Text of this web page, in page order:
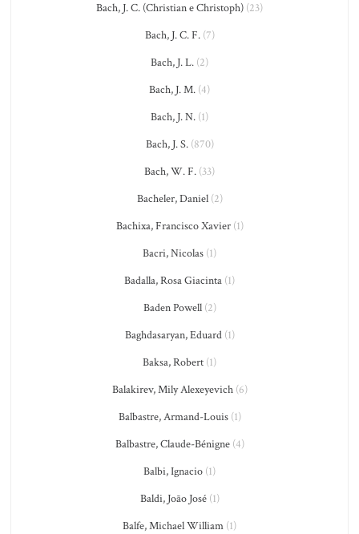
Bach, J. C. (Christian e Christoph) (23)
Bach, J. C. F.(7)
Bach, J. L. (2)
Bach, J. M. (4)
Bach, J. N. (1)
Bach, J. S.(870)
Bach, W. F. (33)
Bacheler, Daniel(2)
Bachixa, Francisco Xavier(1)
Bacri, Nicolas (1)
Badalla, Rosa Giacinta (1)
Baden Powell(2)
Baghdasaryan, Eduard(1)
Baksa, Robert (1)
Balakirev, Mily Alexeyevich(6)
Balbastre, Armand-Louis(1)
Balbastre, Claude-Bénigne(4)
Balbi, Ignacio (1)
Baldi, João José(1)
Balfe, Michael William (1)